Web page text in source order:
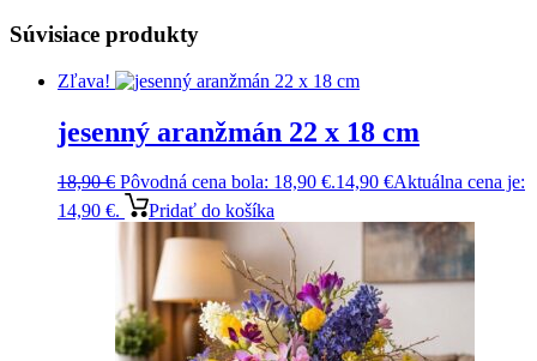
Súvisiace produkty
Zľava!
jesenný aranžmán 22 x 18 cm
18,90€ Pôvodná cena bola: 18,90 €.14,90 €Aktuálna cena je:
14,90 €.
Pridať do košíka